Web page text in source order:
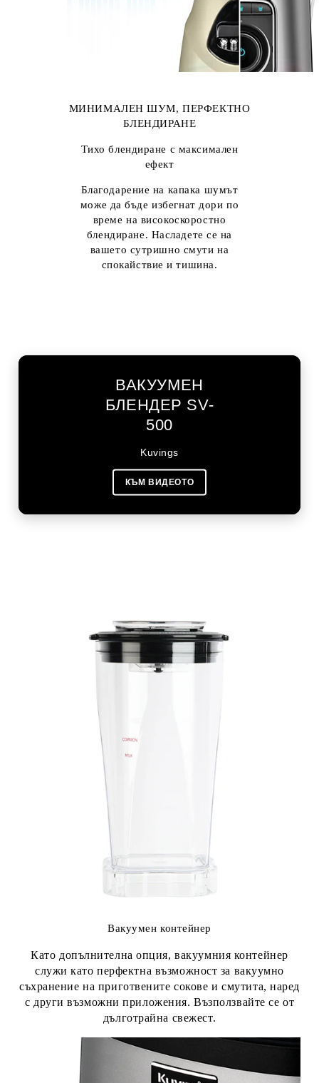
МИНИМАЛЕН ШУМ, ПЕРФЕКТНО
БЛЕНДИРАНЕ
Тихо блендиране с максимален
ефект
Благодарение на капака шумът
може да бъде избегнат дори по
време на високоскоростно
блендиране. Насладете се на
вашето сутришно смути на
спокайствие и тишина.
ВАКУУМЕН
БЛЕНДЕР SV-
500
Kuvings
КЪМ ВИДЕОТО
Вакуумен контейнер
Като допълнителна опция, вакуумния контейнер
служи като перфектна възможност за вакуумно
съхранение на приготвените сокове и смутита, наред
с други възможни приложения. Възползвайте се от
дълготрайна свежест.